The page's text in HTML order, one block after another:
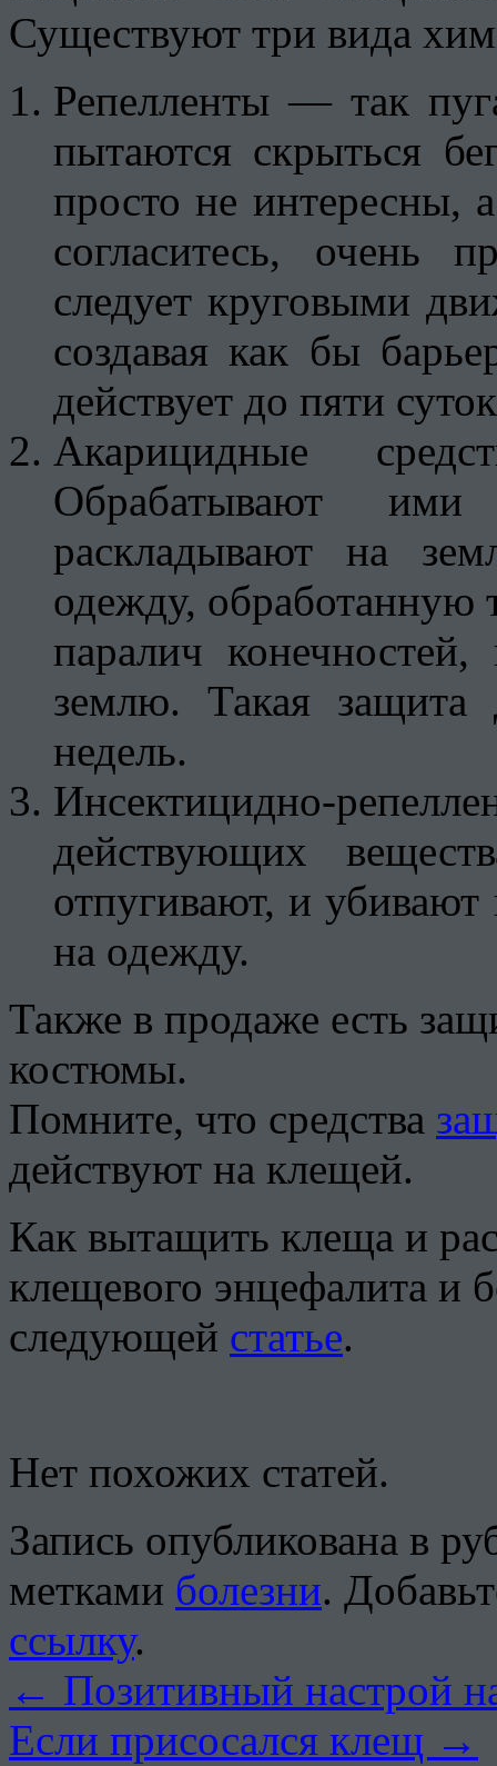
Существуют три вида
Репелленты — так
пытаются скрыться
просто не интересны,
согласитесь, очень
следует круговыми
создавая как бы
действует до пяти
Акарицидные
Обрабатывают
раскладывают на
одежду, обработанную
паралич
землю. Такая
недель.
Инсектицидно-
действующих
отпугивают, и
на одежду.
Также в продаже есть
костюмы.
Помните, что средства
действуют на клещей.
Как вытащить клеща и
клещевого энцефалита и
следующей статье.
Нет похожих статей.
Запись опубликована в
метками болезни.
ссылку.
← Позитивный настрой
Если присосался клещ →